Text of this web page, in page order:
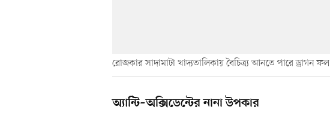
রোজকার সাদামাটা খাদ্যতালিকায় বৈচিত্র্য আনতে পারে ড্রাগন ফল
অ্যান্টি–অক্সিডেন্টের নানা উপকার